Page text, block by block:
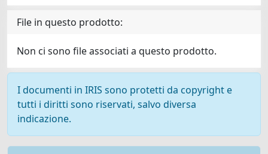
File in questo prodotto:
Non ci sono file associati a questo prodotto.
I documenti in IRIS sono protetti da copyright e
tutti i diritti sono riservati, salvo diversa
indicazione.